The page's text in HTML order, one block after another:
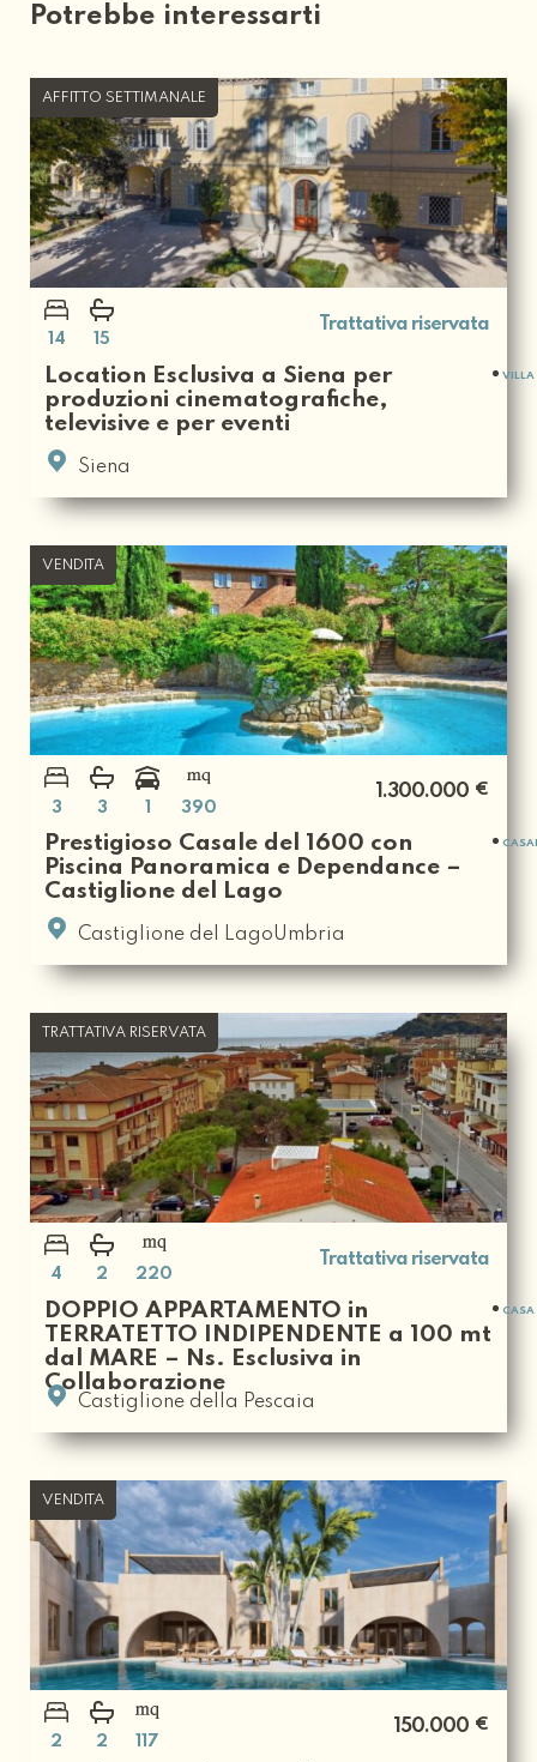
Potrebbe interessarti
AFFITTO SETTIMANALE
14 15
Trattativa riservata
Location Esclusiva a Siena per
produzioni cinematografiche,
televisive e per eventi
VILLA
Siena
VENDITA
3 3 390
1.300.000 €
Prestigioso Casale del 1600 con
Piscina Panoramica e Dependance –
Castiglione del Lago
Castiglione del LagoUmbria
TRATTATIVA RISERVATA
4 2 220
Trattativa riservata
DOPPIO APPARTAMENTO in
TERRATETTO INDIPENDENTE a 100 mt
dal MARE – Ns. Esclusiva in
Collaborazione
CASA
Castiglione della Pescaia
VENDITA
2 2 117
150.000 €